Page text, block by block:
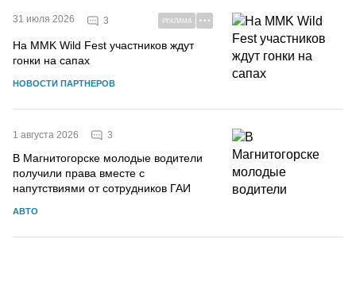
31 июля 2026 3 РЕКЛАМА
На MMK Wild Fest участников ждут
гонки на сапах
НОВОСТИ ПАРТНЕРОВ
1 августа 2026 3
В Магнитогорске молодые водители
получили права вместе с
напутствиями от сотрудников ГАИ
АВТО